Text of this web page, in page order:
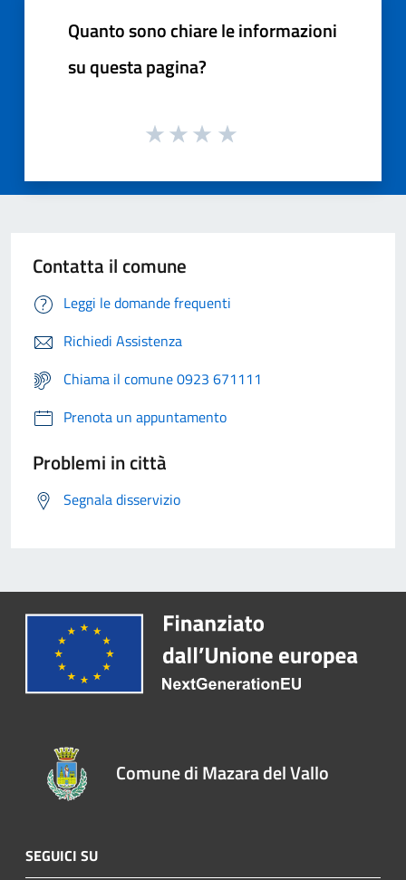
Quanto sono chiare le informazioni
su questa pagina?
Contatta il comune
Leggi le domande frequenti
Richiedi Assistenza
Chiama il comune 0923 671111
Prenota un appuntamento
Problemi in città
Segnala disservizio
Comune di Mazara del Vallo
SEGUICI SU